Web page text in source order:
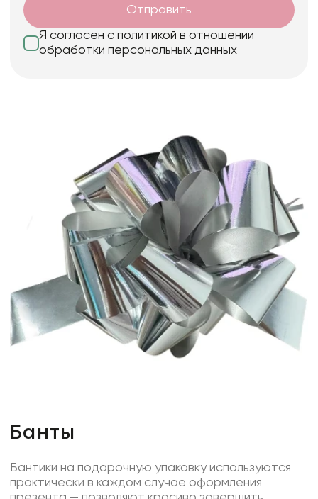
Отправить
Я согласен сполитикой в отношении
обработки персональных данных
Банты
Бантики на подарочную упаковку используются
практически в каждом случае оформления